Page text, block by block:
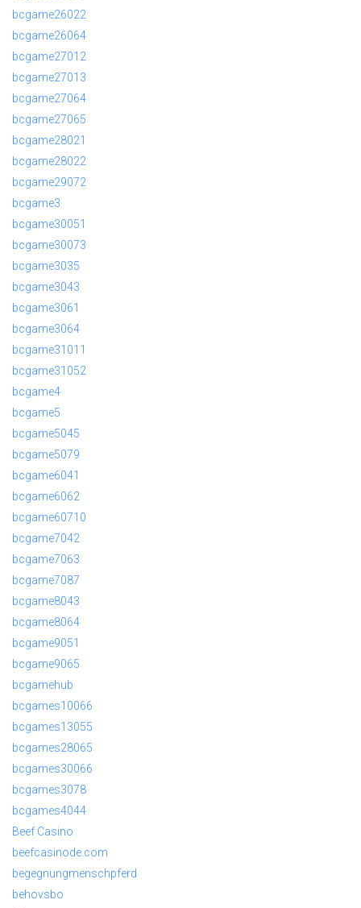
bcgame26022
bcgame26064
bcgame27012
bcgame27013
bcgame27064
bcgame27065
bcgame28021
bcgame28022
bcgame29072
bcgame3
bcgame30051
bcgame30073
bcgame3035
bcgame3043
bcgame3061
bcgame3064
bcgame31011
bcgame31052
bcgame4
bcgame5
bcgame5045
bcgame5079
bcgame6041
bcgame6062
bcgame60710
bcgame7042
bcgame7063
bcgame7087
bcgame8043
bcgame8064
bcgame9051
bcgame9065
bcgamehub
bcgames10066
bcgames13055
bcgames28065
bcgames30066
bcgames3078
bcgames4044
Beef Casino
beefcasinode.com
begegnungmenschpferd
behovsbo